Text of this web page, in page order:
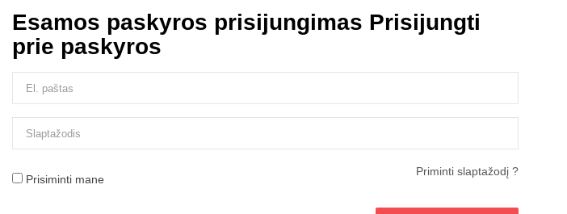
Esamos paskyros prisijungimas Prisijungti
prie paskyros
Prisiminti mane
Priminti slaptažodį ?